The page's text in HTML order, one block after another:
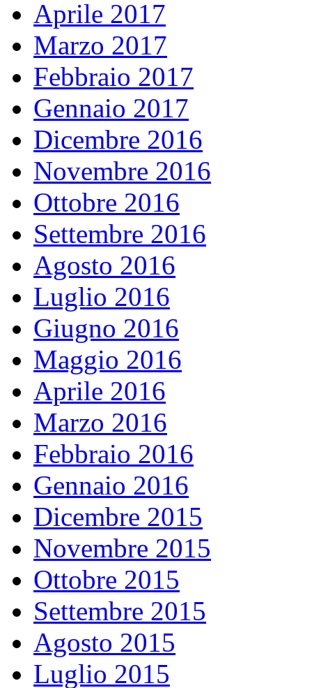
Aprile 2017
Marzo 2017
Febbraio 2017
Gennaio 2017
Dicembre 2016
Novembre 2016
Ottobre 2016
Settembre 2016
Agosto 2016
Luglio 2016
Giugno 2016
Maggio 2016
Aprile 2016
Marzo 2016
Febbraio 2016
Gennaio 2016
Dicembre 2015
Novembre 2015
Ottobre 2015
Settembre 2015
Agosto 2015
Luglio 2015